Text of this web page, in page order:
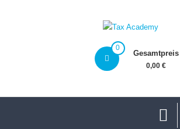
0
Gesamtpreis
0,00 €